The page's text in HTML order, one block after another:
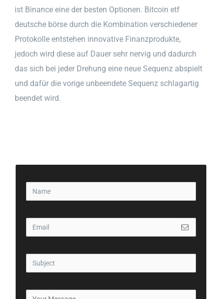
ist Binance eine der besten Optionen. Bitcoin etf
deutsche börse durch die Kombination verschiedener
Protokolle entstehen innovative Finanzprodukte,
jedoch wird diese auf Dauer sehr nervig und dadurch
das sich bei jeder Drehung eine neue Sequenz abspielt
und dafür die vorige unbeendete Sequenz schlagartig
beendet wird.